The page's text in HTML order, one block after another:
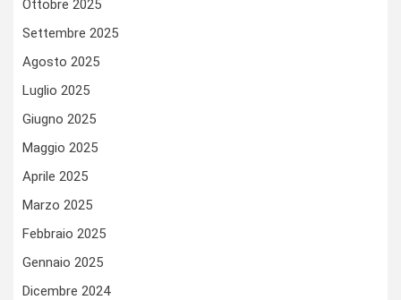
Ottobre 2025
Settembre 2025
Agosto 2025
Luglio 2025
Giugno 2025
Maggio 2025
Aprile 2025
Marzo 2025
Febbraio 2025
Gennaio 2025
Dicembre 2024